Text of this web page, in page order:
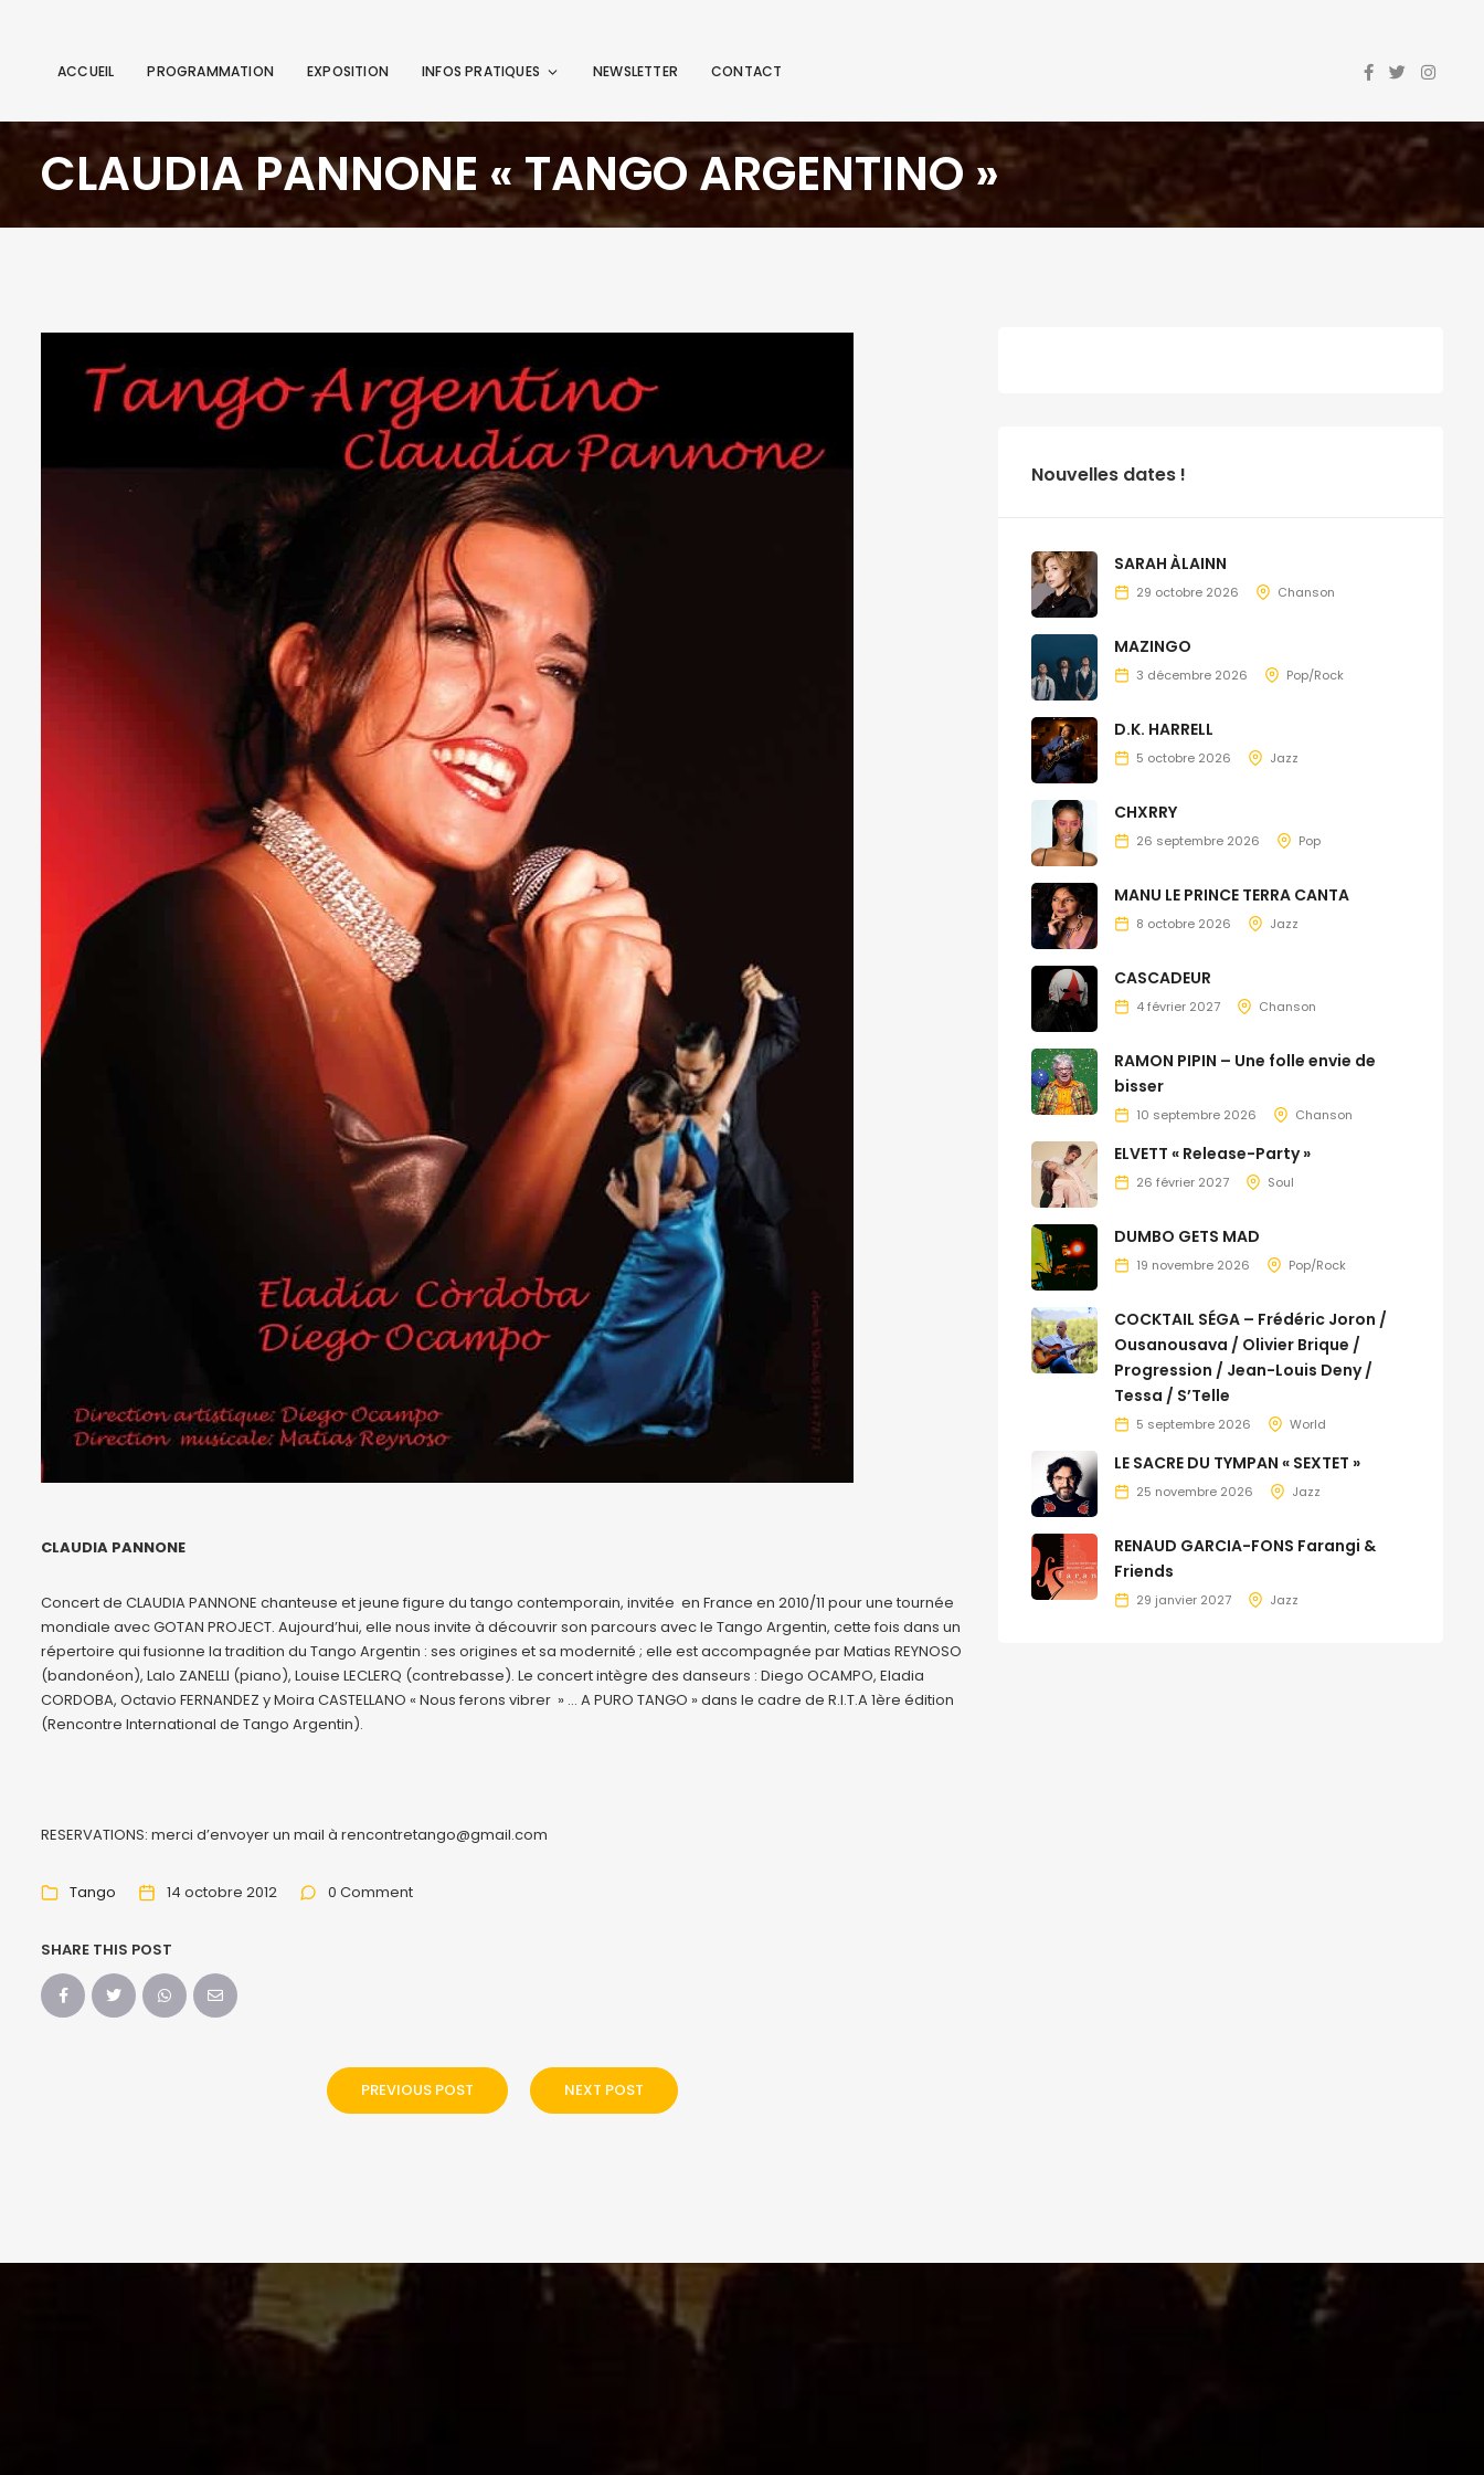
ACCUEIL PROGRAMMATION EXPOSITION INFOS PRATIQUES NEWSLETTER CONTACT
CLAUDIA PANNONE « TANGO ARGENTINO »
CLAUDIA PANNONE
Concert de CLAUDIA PANNONE chanteuse et jeune figure du tango contemporain, invitée en France en 2010/11 pour une tournée
mondiale avec GOTAN PROJECT. Aujourd’hui, elle nous invite à découvrir son parcours avec le Tango Argentin, cette fois dans un
répertoire qui fusionne la tradition du Tango Argentin : ses origines et sa modernité ; elle est accompagnée par Matias REYNOSO
(bandonéon), Lalo ZANELLI (piano), Louise LECLERQ (contrebasse). Le concert intègre des danseurs : Diego OCAMPO, Eladia
CORDOBA, Octavio FERNANDEZ y Moira CASTELLANO « Nous ferons vibrer » … A PURO TANGO » dans le cadre de R.I.T.A 1ère édition
(Rencontre International de Tango Argentin).
RESERVATIONS: merci d’envoyer un mail à rencontretango@gmail.com
Tango 14 octobre 2012 0 Comment
SHARE THIS POST
PREVIOUS POST NEXT POST
Nouvelles dates !
SARAH ÀLAINN
29 octobre 2026 Chanson
MAZINGO
3 décembre 2026 Pop/Rock
D.K. HARRELL
5 octobre 2026 Jazz
CHXRRY
26 septembre 2026 Pop
MANU LE PRINCE TERRA CANTA
8 octobre 2026 Jazz
CASCADEUR
4 février 2027 Chanson
RAMON PIPIN – Une folle envie de
bisser
10 septembre 2026 Chanson
ELVETT « Release-Party »
26 février 2027 Soul
DUMBO GETS MAD
19 novembre 2026 Pop/Rock
COCKTAIL SÉGA – Frédéric Joron /
Ousanousava / Olivier Brique /
Progression / Jean-Louis Deny /
Tessa / S’Telle
5 septembre 2026 World
LE SACRE DU TYMPAN « SEXTET »
25 novembre 2026 Jazz
RENAUD GARCIA-FONS Farangi &
Friends
29 janvier 2027 Jazz